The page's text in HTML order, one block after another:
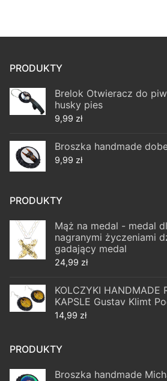
PRODUKTY
Brelok Otwieracz do
husky pies
9,99 zł
Broszka handmade
9,99 zł
PRODUKTY
Mąż na medal - medal
nagranymi życzeniami
gadający medal
24,99 zł
KOLCZYKI HANDMADE
KAPSLE Gustav Klimt
14,99 zł
PRODUKTY
Broszka handmade